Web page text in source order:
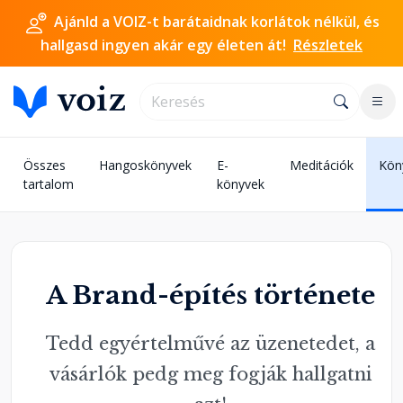
Ajánld a VOIZ-t barátaidnak korlátok nélkül, és
hallgasd ingyen akár egy életen át! Részletek
Összes
tartalom
Hangoskönyvek
E-
könyvek
Meditációk
A Brand-építés története
Tedd egyértelművé az üzenetedet, a
vásárlók pedg meg fogják hallgatni